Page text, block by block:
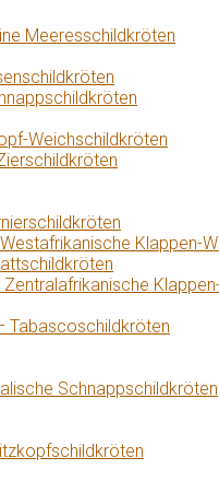
Meeresschildkröten
Weichschildkröten
Klappen-
Tabascoschildkröten
Schnappschildkröten